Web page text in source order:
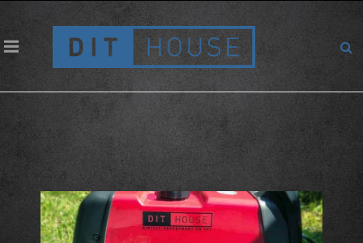
Mein Auto hat einen neuen Kumpel